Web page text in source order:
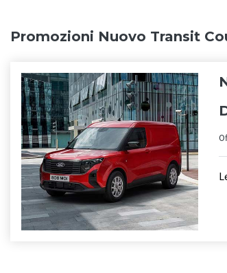
Promozioni Nuovo Transit